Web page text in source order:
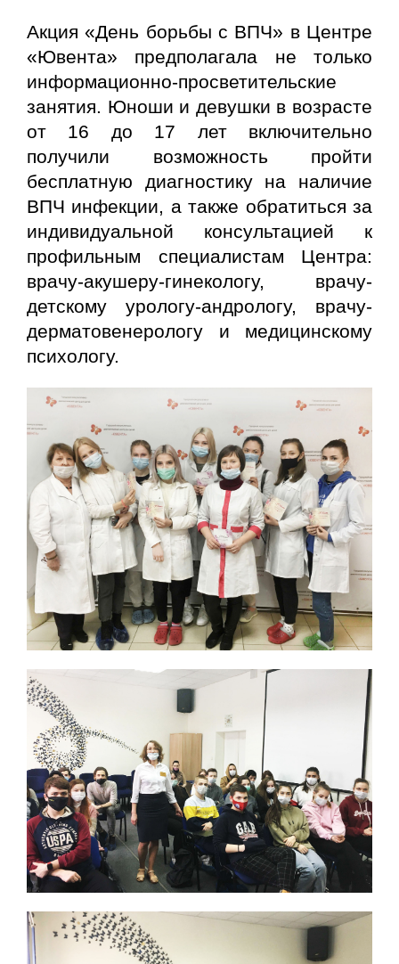
Акция «День борьбы с ВПЧ» в Центре
«Ювента» предполагала не только
информационно-просветительские
занятия. Юноши и девушки в возрасте
от 16 до 17 лет включительно
получили возможность пройти
бесплатную диагностику на наличие
ВПЧ инфекции, а также обратиться за
индивидуальной консультацией к
профильным специалистам Центра:
врачу-акушеру-гинекологу, врачу-
детскому урологу-андрологу, врачу-
дерматовенерологу и медицинскому
психологу.